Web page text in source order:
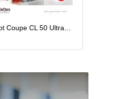
Senox Gıda Dilimleme Makinesi, 250 mm